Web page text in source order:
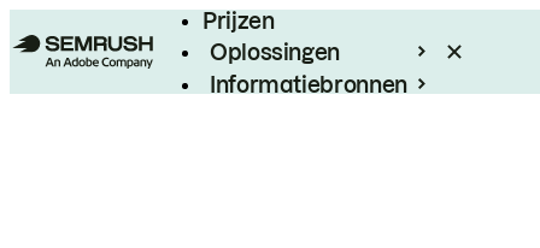
Prijzen
Oplossingen
Informatiebronnen